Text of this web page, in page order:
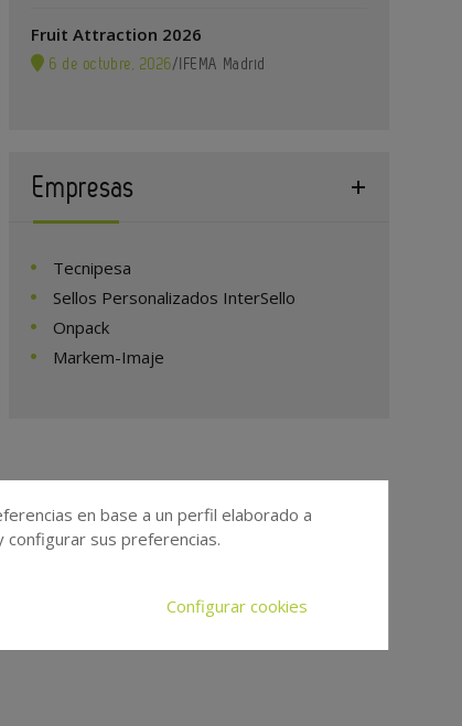
Fruit Attraction 2026
6 de octubre, 2026/IFEMA Madrid
Empresas
Tecnipesa
Sellos Personalizados InterSello
Onpack
Markem-Imaje
en base a un perfil elaborado a
sus preferencias.
Configurar cookies